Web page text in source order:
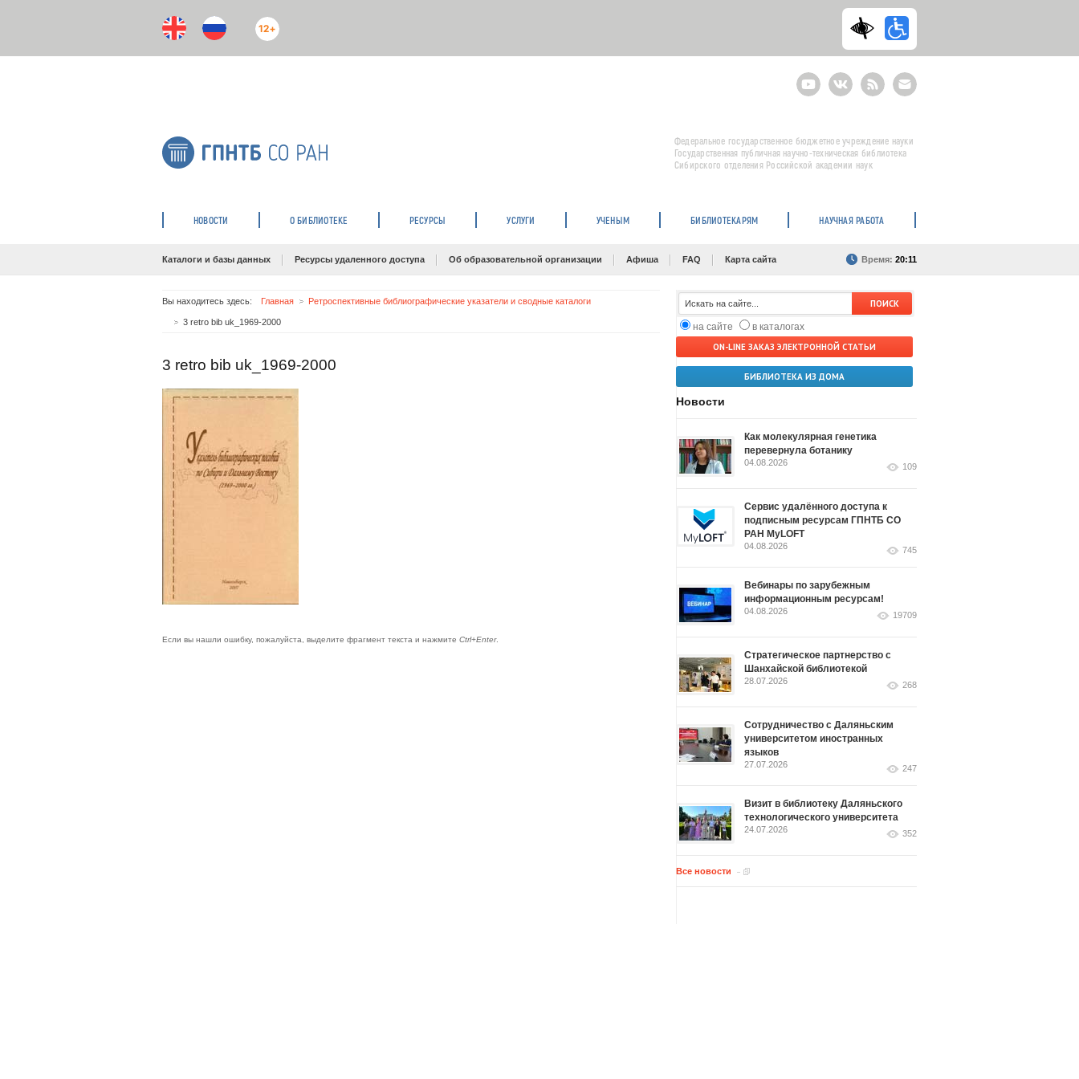
12+
YoutubeВКонтактеRSS
E-
mail
подписка
Федеральное государственное бюджетное учреждение науки
Государственная публичная научно-техническая библиотека
Сибирского отделения Российской академии наук
НОВОСТИ О БИБЛИОТЕКЕ РЕСУРСЫ УСЛУГИ УЧЕНЫМ БИБЛИОТЕКАРЯМ НАУЧНАЯ РАБОТА
Каталоги и базы данных Ресурсы удаленного доступа Об образовательной организации Афиша FAQ Карта сайта Время: 20:11
Вы находитесь здесь: Главная Ретроспективные библиографические указатели и сводные каталоги
3 retro bib uk_1969-2000
3 retro bib uk_1969-2000
Если вы нашли ошибку, пожалуйста, выделите фрагмент текста и нажмите Ctrl+Enter.
на сайте
в каталогах
ON-LINE ЗАКАЗ ЭЛЕКТРОННОЙ СТАТЬИ
БИБЛИОТЕКА ИЗ ДОМА
Новости
Как молекулярная генетика
перевернула ботанику
04.08.2026 109
Сервис удалённого доступа к
подписным ресурсам ГПНТБ СО
РАН MyLOFT
04.08.2026 745
Вебинары по зарубежным
информационным ресурсам!
04.08.2026 19709
Стратегическое партнерство с
Шанхайской библиотекой
28.07.2026 268
Сотрудничество с Даляньским
университетом иностранных
языков
27.07.2026 247
Визит в библиотеку Даляньского
технологического университета
24.07.2026 352
Все новости